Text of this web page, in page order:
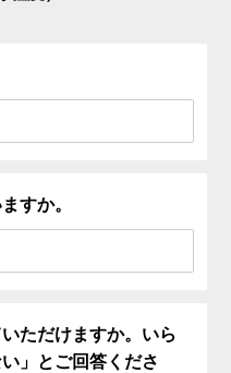
すか。
ただけますか。いら
」とご回答くださ